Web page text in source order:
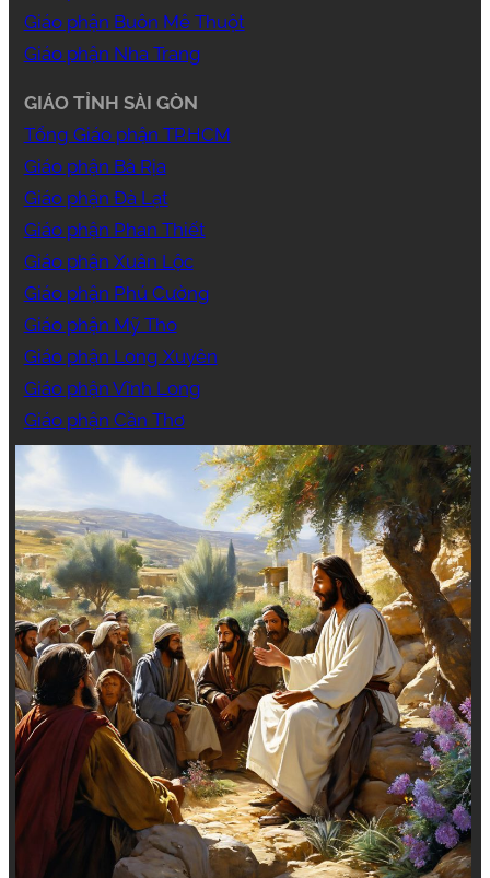
Giáo phận Buôn Mê Thuột
Giáo phận Nha Trang
GIÁO TỈNH SÀI GÒN
Tổng Giáo phận TP.HCM
Giáo phận Bà Rịa
Giáo phận Đà Lạt
Giáo phận Phan Thiết
Giáo phận Xuân Lộc
Giáo phận Phú Cường
Giáo phận Mỹ Tho
Giáo phận Long Xuyên
Giáo phận Vĩnh Long
Giáo phận Cần Thơ